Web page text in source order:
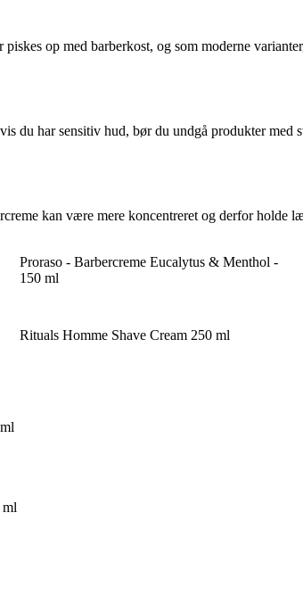
piskes op med barberkost, og som moderne
du har sensitiv hud, bør du undgå produkter
kan være mere koncentreret og derfor
Proraso - Barbercreme Eucalytus & Menthol -
150 ml
Rituals Homme Shave Cream 250 ml
ml